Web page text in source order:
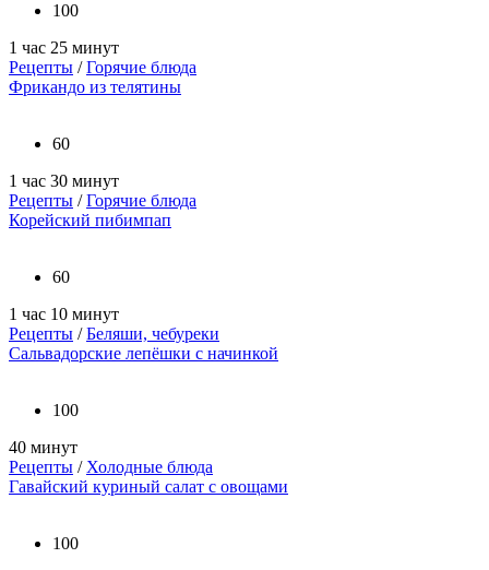
100
1 час 25 минут
Рецепты /Горячие блюда
Фрикандо из телятины
60
1 час 30 минут
Рецепты /Горячие блюда
Корейский пибимпап
60
1 час 10 минут
Рецепты /Беляши, чебуреки
Сальвадорские лепёшки с начинкой
100
40 минут
Рецепты / Холодные блюда
Гавайский куриный салат с овощами
100